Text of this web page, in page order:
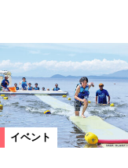
平田村
白石市
イベント